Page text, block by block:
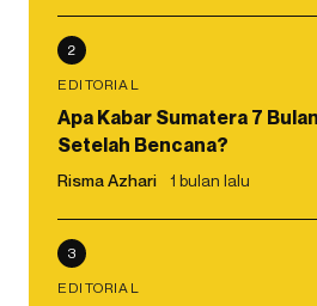
2
EDITORIAL
Apa Kabar Sumatera 7 Bulan
Setelah Bencana?
Risma Azhari 1 bulan lalu
3
EDITORIAL